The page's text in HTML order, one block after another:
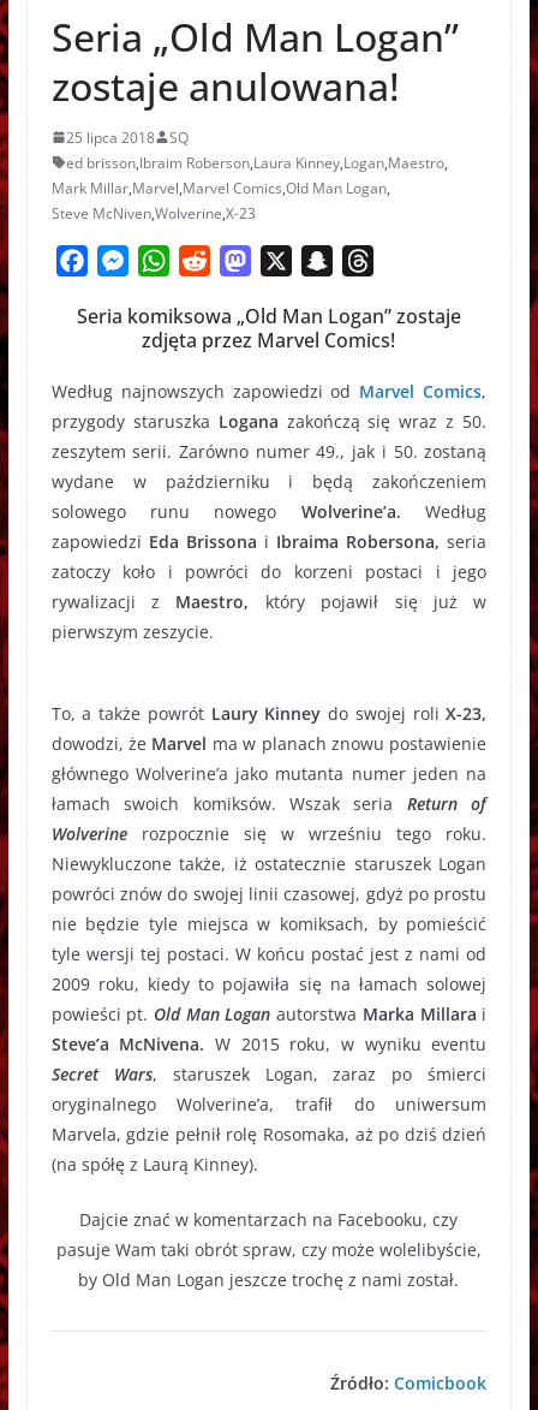
Seria „Old Man Logan”
zostaje anulowana!
25 lipca 2018
SQ
ed brisson,Ibraim Roberson,Laura Kinney,Logan,Maestro,
Mark Millar,Marvel,Marvel Comics,Old Man Logan,
Steve McNiven,Wolverine,X-23
c
b
o
o
k
M
s
e
n
g
e
W
a
t
s
A
p
p
d
d
i
M
s
t
o
d
o
n
a
p
c
h
a
t
r
e
a
d
s
Seria komiksowa „Old Man Logan” zostaje
zdjęta przez Marvel Comics!
Według najnowszych zapowiedzi od Marvel Comics,
przygody staruszka Logana zakończą się wraz z 50.
zeszytem serii. Zarówno numer 49., jak i 50. zostaną
wydane w październiku i będą zakończeniem
solowego runu nowego Wolverine’a. Według
zapowiedzi Eda Brissona i Ibraima Robersona, seria
zatoczy koło i powróci do korzeni postaci i jego
rywalizacji z Maestro, który pojawił się już w
pierwszym zeszycie.
To, a także powrót Laury Kinney do swojej roliX-23,
dowodzi, że Marvel ma w planach znowu postawienie
głównego Wolverine’a jako mutanta numer jeden na
łamach swoich komiksów. Wszak seria Return of
Wolverinerozpocznie się w wrześniu tego roku.
Niewykluczone także, iż ostatecznie staruszek Logan
powróci znów do swojej linii czasowej, gdyż po prostu
nie będzie tyle miejsca w komiksach, by pomieścić
tyle wersji tej postaci. W końcu postać jest z nami od
2009 roku, kiedy to pojawiła się na łamach solowej
powieści pt. Old Man Logan autorstwa Marka Millara i
Steve’a McNivena. W 2015 roku, w wyniku eventu
Secret Wars, staruszek Logan, zaraz po śmierci
oryginalnego Wolverine’a, trafił do uniwersum
Marvela, gdzie pełnił rolę Rosomaka, aż po dziś dzień
(na spółę z Laurą Kinney).
Dajcie znać w komentarzach na Facebooku, czy
pasuje Wam taki obrót spraw, czy może wolelibyście,
by Old Man Logan jeszcze trochę z nami został.
Źródło:Comicbook